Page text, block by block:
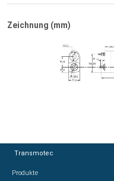
Zeichnung (mm)
Transmotec
Produkte
Transmotec
Produkte